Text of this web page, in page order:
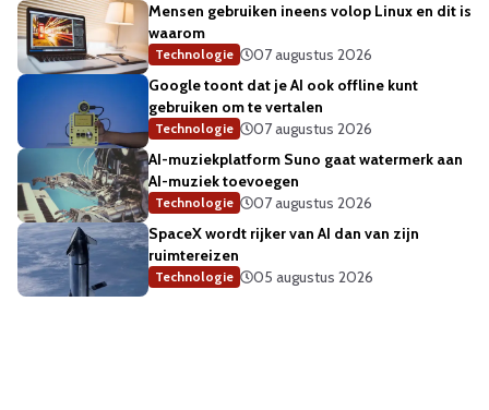
Mensen gebruiken ineens volop Linux en dit is
waarom
Technologie
07 augustus 2026
Google toont dat je AI ook offline kunt
gebruiken om te vertalen
Technologie
07 augustus 2026
AI-muziekplatform Suno gaat watermerk aan
AI-muziek toevoegen
Technologie
07 augustus 2026
SpaceX wordt rijker van AI dan van zijn
ruimtereizen
Technologie 05 augustus 2026